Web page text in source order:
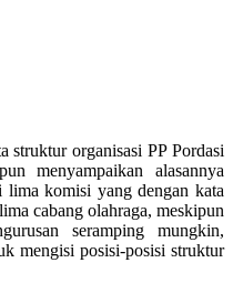
struktur organisasi PP Pordasi
menyampaikan alasannya
komisi yang dengan kata
cabang olahraga, meskipun
seramping mungkin,
mengisi posisi-posisi struktur